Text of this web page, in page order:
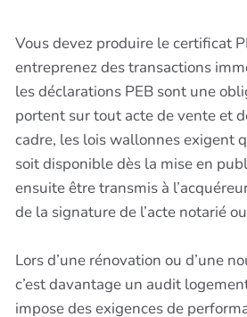
Vous devez produire le certificat
entreprenez des transactions
les déclarations PEB sont une
portent sur tout acte de vente et
cadre, les lois wallonnes exigent
soit disponible dès la mise en
ensuite être transmis à
de la signature de l’acte notarié
Lors d’une rénovation ou d’une
c’est davantage un audit
impose des exigences de